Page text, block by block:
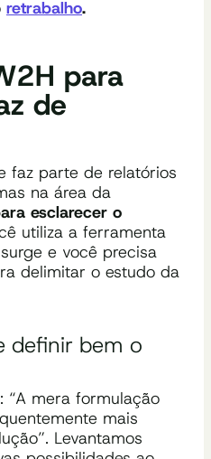
retrabalho.
para
de
faz parte de relatórios
na área da
esclarecer o
utiliza a ferramenta
e você precisa
delimitar o estudo da
definir bem o
“A mera formulação
mais
Levantamos